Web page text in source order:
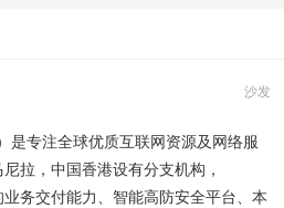
沙发
是专注全球优质互联网资源及网络服
拉，中国香港设有分支机构，
务交付能力、智能高防安全平台、本